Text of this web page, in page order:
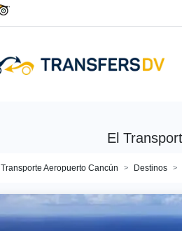
El
Transporte Aeropuerto Cancún Destinos